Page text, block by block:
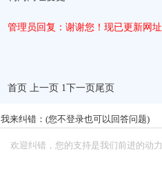
管理员回复：谢谢您！现已更新网
首页 上一页 1下一页尾页
我来纠错：(您不登录也可以回答问题)